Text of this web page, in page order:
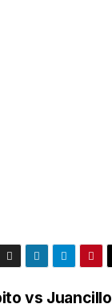
vs Juancillo